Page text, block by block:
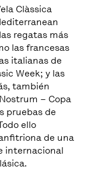
Clàssica
regatas más
las francesas
italianas de
Week; y las
también
– Copa
pruebas de
ello
de una
internacional